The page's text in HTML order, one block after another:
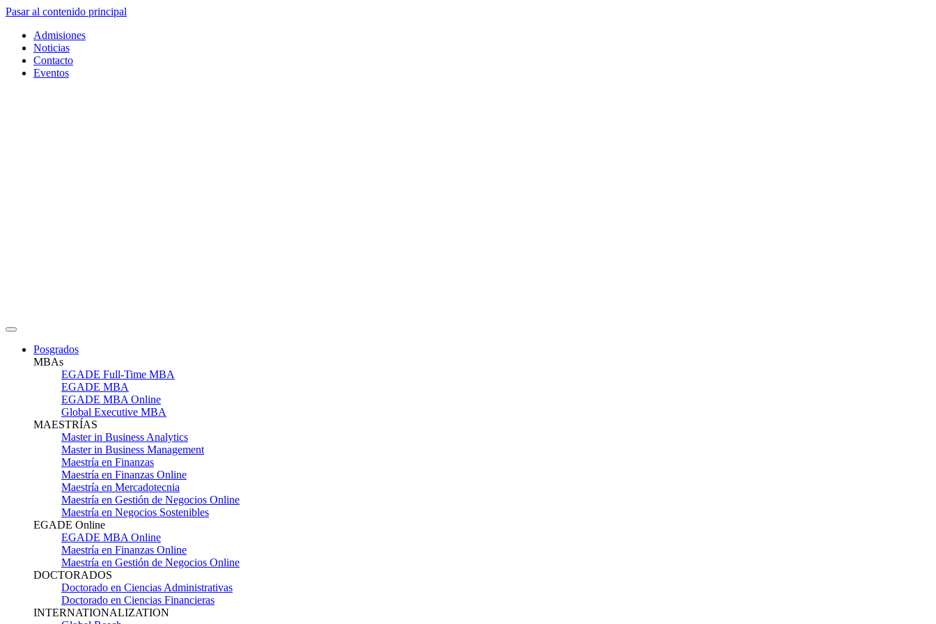
Pasar al contenido principal
Admisiones
Noticias
Contacto
Eventos
Posgrados
MBAs
EGADE Full-Time MBA
EGADE MBA
EGADE MBA Online
Global Executive MBA
MAESTRÍAS
Master in Business Analytics
Master in Business Management
Maestría en Finanzas
Maestría en Finanzas Online
Maestría en Mercadotecnia
Maestría en Gestión de Negocios Online
Maestría en Negocios Sostenibles
EGADE Online
EGADE MBA Online
Maestría en Finanzas Online
Maestría en Gestión de Negocios Online
DOCTORADOS
Doctorado en Ciencias Administrativas
Doctorado en Ciencias Financieras
INTERNATIONALIZATION